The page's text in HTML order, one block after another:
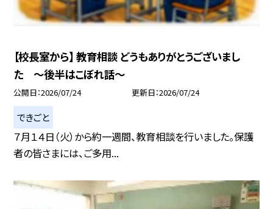
【校長室から】 教育相談 どうもありがとうございまし
た ～後半はこぼれ話～
公開日 2026/07/24 更新日 2026/07/24
できごと
７月１４日（火）から約一週間、教育相談を行いました。保護
者の皆さまには、ご多用...